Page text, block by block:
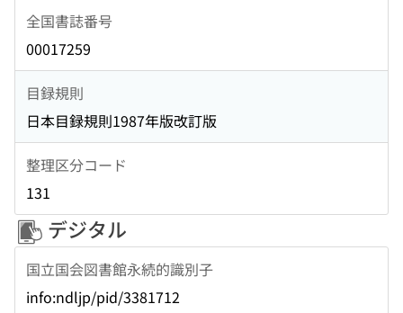
全国書誌番号
00017259
目録規則
日本目録規則1987年版改訂版
整理区分コード
131
デジタル
国立国会図書館永続的識別子
info:ndljp/pid/3381712